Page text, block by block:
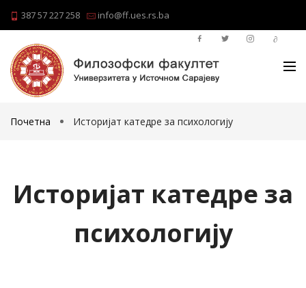
387 57 227 258 info@ff.ues.rs.ba
Почетна Историјат катедре за психологију
Историјат катедре за
психологију